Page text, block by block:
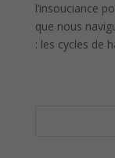
l’insouciance
que nous
: les cycles de